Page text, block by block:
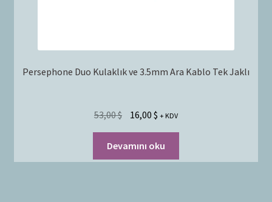
Persephone Duo Kulaklık ve 3.5mm Ara Kablo Tek Jaklı
53,00$ 16,00 $ + KDV
Devamını oku